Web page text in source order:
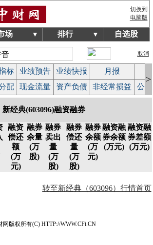
切换到
电脑版
场 ▼ 排行 ▼ 自选股
取消
标 业绩预告 业绩快报 月报
配 现金流量 资产负债 非经常损益 公
>
新经典(603096)融资融券
融资
偿还
额
(万
元)
融券
余量
(万
股)
融券
卖出
量
(万
股)
融券
偿还
量
(万
股)
融券
余额
(万
元)
融资融
券余额
(万元)
融资融
券差额
(万元)
转至新经典（603096）行情首页
网版权所有(C) HTTP://WWW.CFi.CN